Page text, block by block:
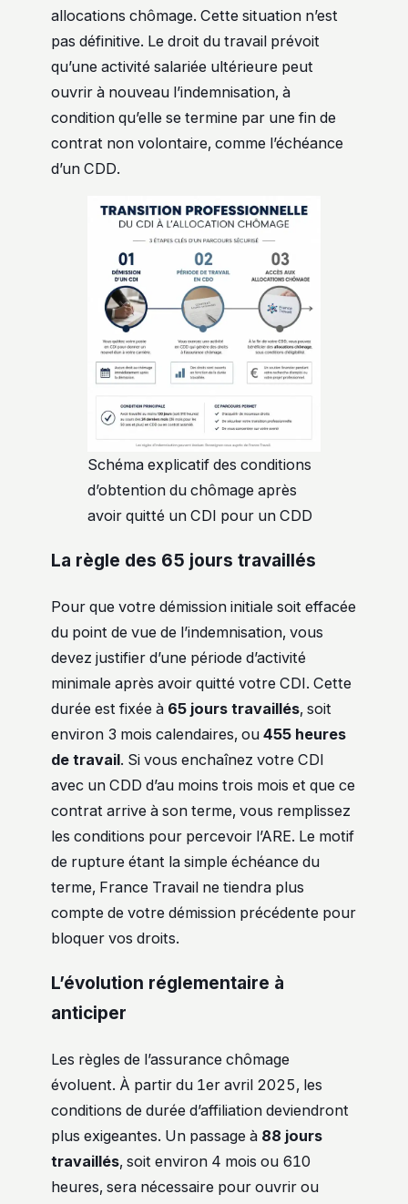
allocations chômage. Cette situation n’est
pas définitive. Le droit du travail prévoit
qu’une activité salariée ultérieure peut
ouvrir à nouveau l’indemnisation, à
condition qu’elle se termine par une fin de
contrat non volontaire, comme l’échéance
d’un CDD.
Schéma explicatif des conditions
d’obtention du chômage après
avoir quitté un CDI pour un CDD
La règle des 65 jours travaillés
Pour que votre démission initiale soit effacée
du point de vue de l’indemnisation, vous
devez justifier d’une période d’activité
minimale après avoir quitté votre CDI. Cette
durée est fixée à 65 jours travaillés, soit
environ 3 mois calendaires, ou 455 heures
de travail. Si vous enchaînez votre CDI
avec un CDD d’au moins trois mois et que ce
contrat arrive à son terme, vous remplissez
les conditions pour percevoir l’ARE. Le motif
de rupture étant la simple échéance du
terme, France Travail ne tiendra plus
compte de votre démission précédente pour
bloquer vos droits.
L’évolution réglementaire à
anticiper
Les règles de l’assurance chômage
évoluent. À partir du 1er avril 2025, les
conditions de durée d’affiliation deviendront
plus exigeantes. Un passage à 88 jours
travaillés, soit environ 4 mois ou 610
heures, sera nécessaire pour ouvrir ou